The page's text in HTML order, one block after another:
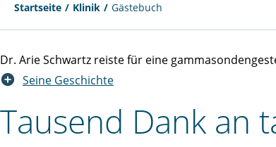
Startseite Klinik Gästebuch
Dr. Arie Schwartz reiste für eine
Seine Geschichte
Tausend Dank an